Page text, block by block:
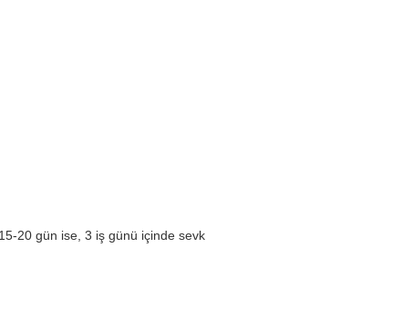
20 gün ise, 3 iş günü içinde sevk